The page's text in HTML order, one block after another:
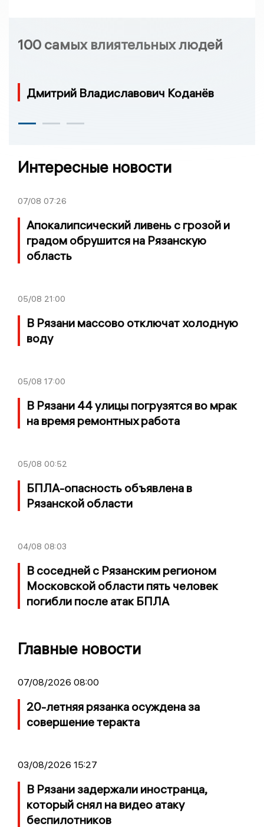
100 самых влиятельных людей
Дмитрий Владиславович Коданёв
Интересные новости
07/08 07:26
Апокалипсический ливень с грозой и
градом обрушится на Рязанскую
область
05/08 21:00
В Рязани массово отключат холодную
воду
05/08 17:00
В Рязани 44 улицы погрузятся во мрак
на время ремонтных работа
05/08 00:52
БПЛА-опасность объявлена в
Рязанской области
04/08 08:03
В соседней с Рязанским регионом
Московской области пять человек
погибли после атак БПЛА
Главные новости
07/08/2026 08:00
20-летняя рязанка осуждена за
совершение теракта
03/08/2026 15:27
В Рязани задержали иностранца,
который снял на видео атаку
беспилотников